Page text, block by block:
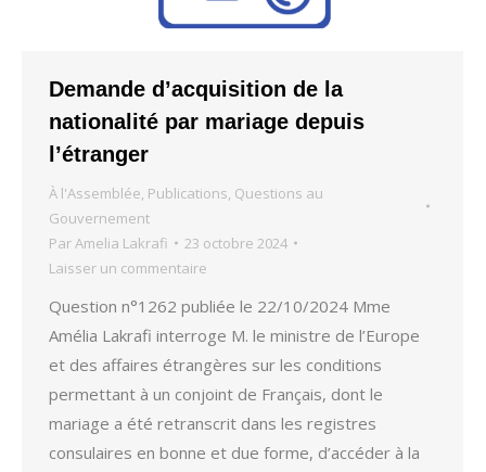
Demande d’acquisition de la
nationalité par mariage depuis
l’étranger
À l'Assemblée, Publications, Questions au
Gouvernement
ParAmelia Lakrafi
23 octobre 2024
Laisser un commentaire
Question n°1262 publiée le 22/10/2024 Mme
Amélia Lakrafi interroge M. le ministre de l’Europe
et des affaires étrangères sur les conditions
permettant à un conjoint de Français, dont le
mariage a été retranscrit dans les registres
consulaires en bonne et due forme, d’accéder à la